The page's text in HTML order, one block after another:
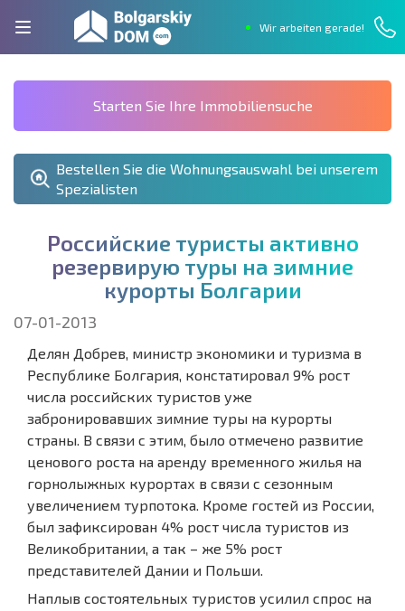
Wir arbeiten gerade!
Starten Sie Ihre Immobiliensuche
Bestellen Sie die Wohnungsauswahl bei unserem
Spezialisten
Российские туристы активно
резервирую туры на зимние
курорты Болгарии
07-01-2013
Делян Добрев, министр экономики и туризма в
Республике Болгария, констатировал 9% рост
числа российских туристов уже
забронировавших зимние туры на курорты
страны. В связи с этим, было отмечено развитие
ценового роста на аренду временного жилья на
горнолыжных курортах в связи с сезонным
увеличением турпотока. Кроме гостей из России,
был зафиксирован 4% рост числа туристов из
Великобритании, а так – же 5% рост
представителей Дании и Польши.
Наплыв состоятельных туристов усилил спрос на